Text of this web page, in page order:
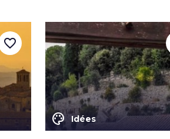
favorite_border
color_lens Idées